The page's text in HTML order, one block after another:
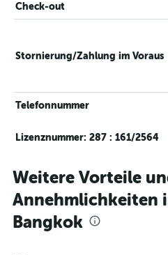
Check-out
Stornierung/Zahlung im Voraus
Telefonnummer
Lizenznummer: 287 : 161/2564
Weitere Vorteile
Annehmlichkeiten
Bangkok